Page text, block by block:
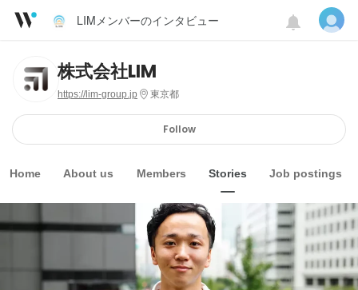
LIMメンバーのインタビュー
株式会社LIM
https://lim-group.jp 東京都
Follow
Home About us Members Stories Job postings